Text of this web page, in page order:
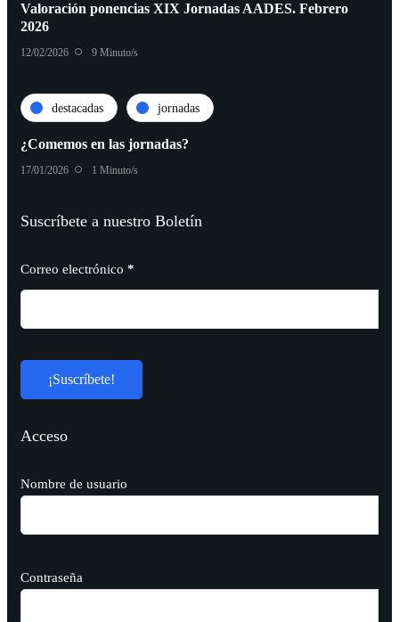
Valoración ponencias XIX Jornadas AADES. Febrero
2026
12/02/2026 9 Minuto/s
destacadas jornadas
¿Comemos en las jornadas?
17/01/2026 1 Minuto/s
Suscríbete a nuestro Boletín
Correo electrónico *
Acceso
Nombre de usuario
Contraseña